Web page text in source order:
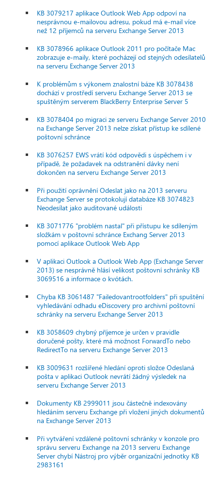
KB 3079217 aplikace Outlook Web App odpoví na
nesprávnou e-mailovou adresu, pokud má e-mail více
než 12 příjemců na serveru Exchange Server 2013
KB 3078966 aplikace Outlook 2011 pro počítače Mac
zobrazuje e-maily, které pocházejí od stejných odesílatelů
na serveru Exchange Server 2013
K problémům s výkonem znalostní báze KB 3078438
dochází v prostředí serveru Exchange Server 2013 se
spuštěným serverem BlackBerry Enterprise Server 5
KB 3078404 po migraci ze serveru Exchange Server 2010
na Exchange Server 2013 nelze získat přístup ke sdílené
poštovní schránce
KB 3076257 EWS vrátí kód odpovědi s úspěchem i v
případě, že požadavek na odstranění dávky není
dokončen na serveru Exchange Server 2013
Při použití oprávnění Odeslat jako na 2013 serveru
Exchange Server se protokolují databáze KB 3074823
Neodesílat jako auditované události
KB 3071776 "problém nastal" při přístupu ke sdíleným
složkám v poštovní schránce Exchang Server 2013
pomocí aplikace Outlook Web App
V aplikaci Outlook a Outlook Web App (Exchange Server
2013) se nesprávně hlásí velikost poštovní schránky KB
3069516 a informace o kvótách.
Chyba KB 3061487 "Failedovantrootfolders" při spuštění
vyhledávání odhadu eDiscovery pro archivní poštovní
schránky na serveru Exchange Server 2013
KB 3058609 chybný příjemce je určen v pravidle
doručené pošty, které má možnost ForwardTo nebo
RedirectTo na serveru Exchange Server 2013
KB 3009631 rozšířené hledání oproti složce Odeslaná
pošta v aplikaci Outlook nevrátí žádný výsledek na
serveru Exchange Server 2013
Dokumenty KB 2999011 jsou částečně indexovány
hledáním serveru Exchange při vložení jiných dokumentů
na Exchange Server 2013
Při vytváření vzdálené poštovní schránky v konzole pro
správu serveru Exchange na 2013 serveru Exchange
Server chybí Nástroj pro výběr organizační jednotky KB
2983161